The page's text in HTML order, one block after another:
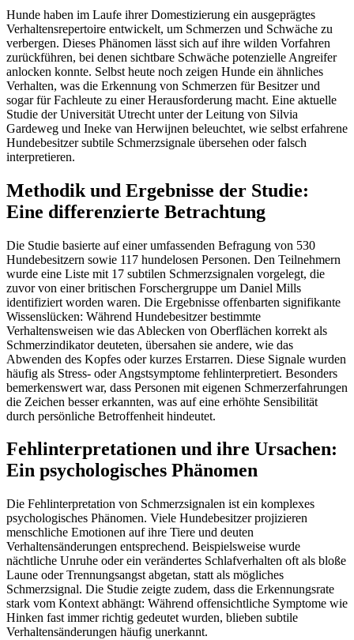
Hunde haben im Laufe ihrer Domestizierung ein ausgeprägtes
Verhaltensrepertoire entwickelt, um Schmerzen und Schwäche zu
verbergen. Dieses Phänomen lässt sich auf ihre wilden Vorfahren
zurückführen, bei denen sichtbare Schwäche potenzielle Angreifer
anlocken konnte. Selbst heute noch zeigen Hunde ein ähnliches
Verhalten, was die Erkennung von Schmerzen für Besitzer und
sogar für Fachleute zu einer Herausforderung macht. Eine aktuelle
Studie der Universität Utrecht unter der Leitung von Silvia
Gardeweg und Ineke van Herwijnen beleuchtet, wie selbst erfahrene
Hundebesitzer subtile Schmerzsignale übersehen oder falsch
interpretieren.
Methodik und Ergebnisse der Studie:
Eine differenzierte Betrachtung
Die Studie basierte auf einer umfassenden Befragung von 530
Hundebesitzern sowie 117 hundelosen Personen. Den Teilnehmern
wurde eine Liste mit 17 subtilen Schmerzsignalen vorgelegt, die
zuvor von einer britischen Forschergruppe um Daniel Mills
identifiziert worden waren. Die Ergebnisse offenbarten signifikante
Wissenslücken: Während Hundebesitzer bestimmte
Verhaltensweisen wie das Ablecken von Oberflächen korrekt als
Schmerzindikator deuteten, übersahen sie andere, wie das
Abwenden des Kopfes oder kurzes Erstarren. Diese Signale wurden
häufig als Stress- oder Angstsymptome fehlinterpretiert. Besonders
bemerkenswert war, dass Personen mit eigenen Schmerzerfahrungen
die Zeichen besser erkannten, was auf eine erhöhte Sensibilität
durch persönliche Betroffenheit hindeutet.
Fehlinterpretationen und ihre Ursachen:
Ein psychologisches Phänomen
Die Fehlinterpretation von Schmerzsignalen ist ein komplexes
psychologisches Phänomen. Viele Hundebesitzer projizieren
menschliche Emotionen auf ihre Tiere und deuten
Verhaltensänderungen entsprechend. Beispielsweise wurde
nächtliche Unruhe oder ein verändertes Schlafverhalten oft als bloße
Laune oder Trennungsangst abgetan, statt als mögliches
Schmerzsignal. Die Studie zeigte zudem, dass die Erkennungsrate
stark vom Kontext abhängt: Während offensichtliche Symptome wie
Hinken fast immer richtig gedeutet wurden, blieben subtile
Verhaltensänderungen häufig unerkannt.